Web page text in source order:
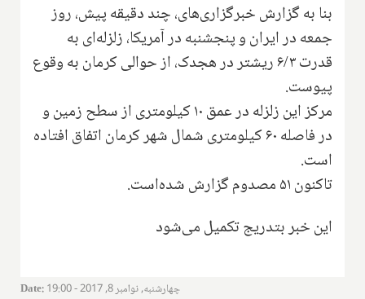
بنا به گزارش خبرگزاری‌های، چند دقیقه پیش، روز
جمعه در ایران و پنجشنبه در آمریکا، زلزله‌ای به
قدرت ۶/۳ ریشتر در هجدک، از حوالی کرمان به وقوع
پیوست.
مرکز این زلزله در عمق ۱۰ کیلومتری از سطح زمین و
در فاصله ۶۰ کیلومتری شمال شهر کرمان اتفاق افتاده
است.
تاکنون ۵۱ مصدوم گزارش شده‌است.
این خبر بتدریج تکمیل می‌شود
Date: چهارشنبه, نوامبر 8, 2017 - 19:00